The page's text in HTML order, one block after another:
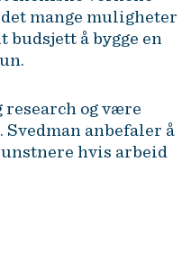
mange muligheter
budsjett å bygge en
og være
anbefaler å
hvis arbeid